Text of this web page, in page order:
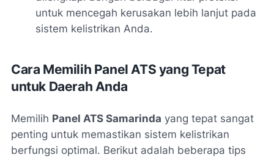
untuk mencegah kerusakan lebih lanjut pada
sistem kelistrikan Anda.
Cara Memilih Panel ATS yang Tepat
untuk Daerah Anda
Memilih Panel ATS Samarinda yang tepat sangat
penting untuk memastikan sistem kelistrikan
berfungsi optimal. Berikut adalah beberapa tips